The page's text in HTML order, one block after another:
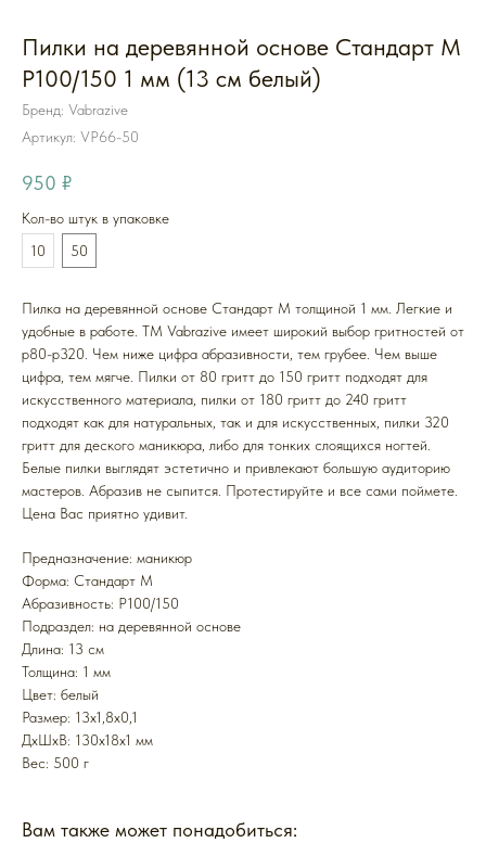
Пилки на деревянной основе Стандарт M
P100/150 1 мм (13 см белый)
Бренд: Vabrazive
Артикул: VP66-50
950 ₽
Кол-во штук в упаковке
10
50
Пилка на деревянной основе Стандарт M толщиной 1 мм. Легкие и
удобные в работе. ТМ Vabrazive имеет широкий выбор гритностей от
p80-p320. Чем ниже цифра абразивности, тем грубее. Чем выше
цифра, тем мягче. Пилки от 80 гритт до 150 гритт подходят для
искусственного материала, пилки от 180 гритт до 240 гритт
подходят как для натуральных, так и для искусственных, пилки 320
гритт для деского маникюра, либо для тонких слоящихся ногтей.
Белые пилки выглядят эстетично и привлекают большую аудиторию
мастеров. Абразив не сыпится. Протестируйте и все сами поймете.
Цена Вас приятно удивит.
Предназначение: маникюр
Форма: Стандарт M
Абразивность: P100/150
Подраздел: на деревянной основе
Длина: 13 см
Толщина: 1 мм
Цвет: белый
Размер: 13x1,8x0,1
ДxШxВ: 130x18x1 мм
Вес: 500 г
Вам также может понадобиться: